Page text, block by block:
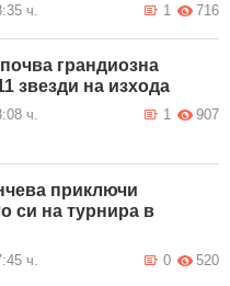
ч. 716
1
грандиозна
звезди на изхода
ч. 907
1
приключи
си на турнира в
ч. 520
0